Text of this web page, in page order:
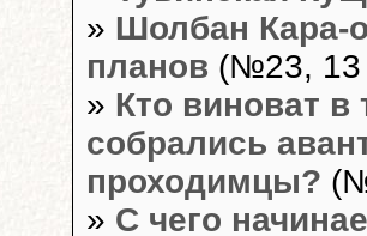
» Шолбан Кара-
планов (№23, 13
» Кто виноват в
собрались
проходимцы?
» С чего